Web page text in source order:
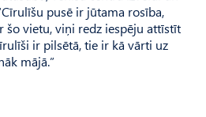
pusē ir jūtama rosība,
šo vietu, viņi redz iespēju attīstīt
ir pilsētā, tie ir kā vārti uz
mājā.”